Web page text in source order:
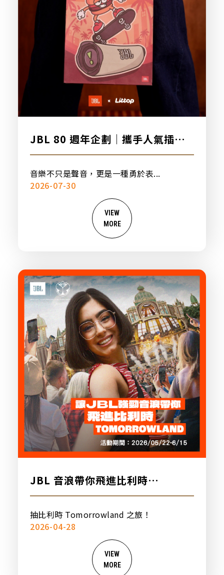
JBL 80 週年企劃｜攜手人氣插畫
品牌「日頭」，打造專屬聯名設計
音樂不只是聲音，更是一種勇於表...
2026-07-30
VIEW
MORE
JBL 音浪帶你飛進比利時
Tomorrowland！購買指定商品
或完成社群任務，即有機會獲得比
利時雙人之旅！
抽比利時 Tomorrowland 之旅！
2026-04-28
VIEW
MORE